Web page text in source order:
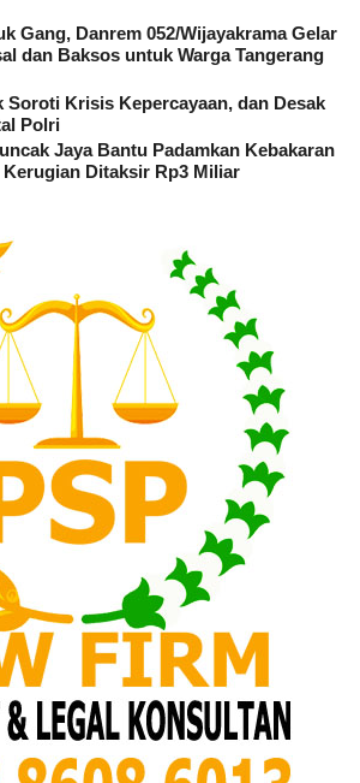
Gang, Danrem 052/Wijayakrama Gelar
dan Baksos untuk Warga Tangerang
Soroti Krisis Kepercayaan, dan Desak
Polri
Jaya Bantu Padamkan Kebakaran
Ditaksir Rp3 Miliar